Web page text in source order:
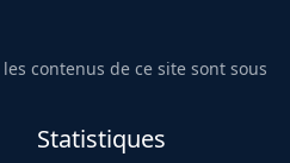
contenus de ce site sont sous
Statistiques